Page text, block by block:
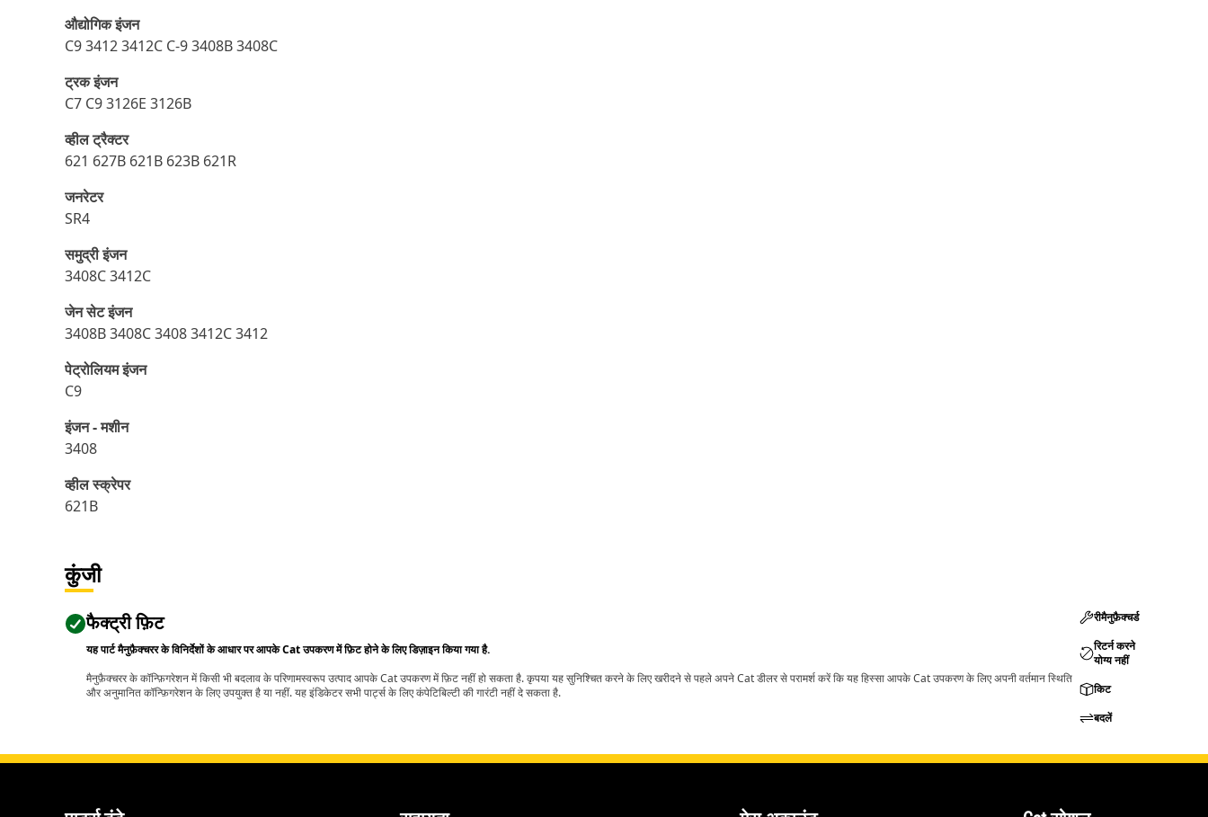
औद्योगिक इंजन
C9 3412 3412C C-9 3408B 3408C
ट्रक इंजन
C7 C9 3126E 3126B
व्हील ट्रैक्टर
621 627B 621B 623B 621R
जनरेटर
SR4
समुद्री इंजन
3408C 3412C
जेन सेट इंजन
3408B 3408C 3408 3412C 3412
पेट्रोलियम इंजन
C9
इंजन - मशीन
3408
व्हील स्क्रेपर
621B
कुंजी
फैक्ट्री फ़िट
यह पार्ट मैनुफ़ैक्चरर के विनिर्देशों के आधार पर आपके Cat उपकरण में फ़िट होने के लिए डिज़ाइन किया गया है.
मैनुफ़ैक्चरर के कॉन्फ़िगरेशन में किसी भी बदलाव के परिणामस्वरूप उत्पाद आपके Cat उपकरण में फ़िट नहीं हो सकता है. कृपया यह सुनिश्चित करने के लिए खरीदने से पहले अपने Cat डीलर से परामर्श करें कि यह हिस्सा आपके Cat उपकरण के लिए अपनी वर्तमान स्थिति
और अनुमानित कॉन्फ़िगरेशन के लिए उपयुक्त है या नहीं. यह इंडिकेटर सभी पार्ट्स के लिए कंपेटिबिल्टी की गारंटी नहीं दे सकता है.
रीमैनुफ़ैक्चर्ड
रिटर्न करने
योग्य नहीं
किट
बदलें